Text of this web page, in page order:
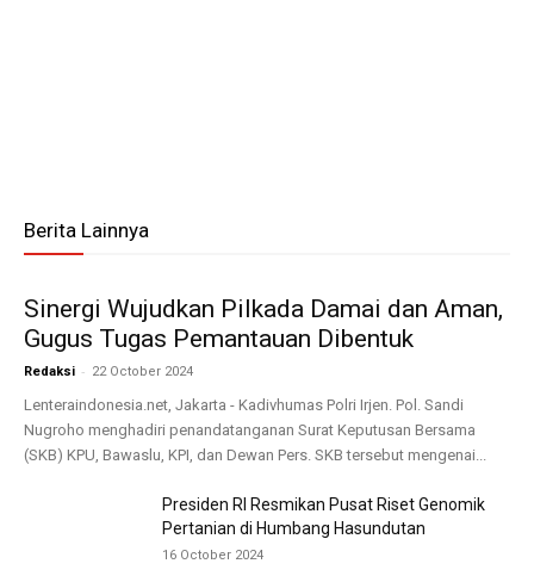
Berita Lainnya
Sinergi Wujudkan Pilkada Damai dan Aman,
Gugus Tugas Pemantauan Dibentuk
Redaksi - 22 October 2024
Lenteraindonesia.net, Jakarta - Kadivhumas Polri Irjen. Pol. Sandi
Nugroho menghadiri penandatanganan Surat Keputusan Bersama
(SKB) KPU, Bawaslu, KPI, dan Dewan Pers. SKB tersebut mengenai...
Presiden RI Resmikan Pusat Riset Genomik
Pertanian di Humbang Hasundutan
16 October 2024